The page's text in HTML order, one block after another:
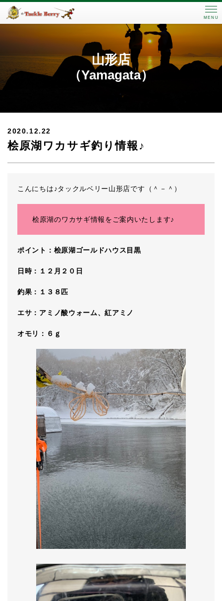
MENU
山形店
（Yamagata）
2020.12.22
桧原湖ワカサギ釣り情報♪
こんにちは♪タックルベリー山形店です（＾－＾）
桧原湖のワカサギ情報をご案内いたします♪
ポイント：桧原湖ゴールドハウス目黒
日時：１２月２０日
釣果：１３８匹
エサ：アミノ酸ウォーム、紅アミノ
オモリ：６ｇ